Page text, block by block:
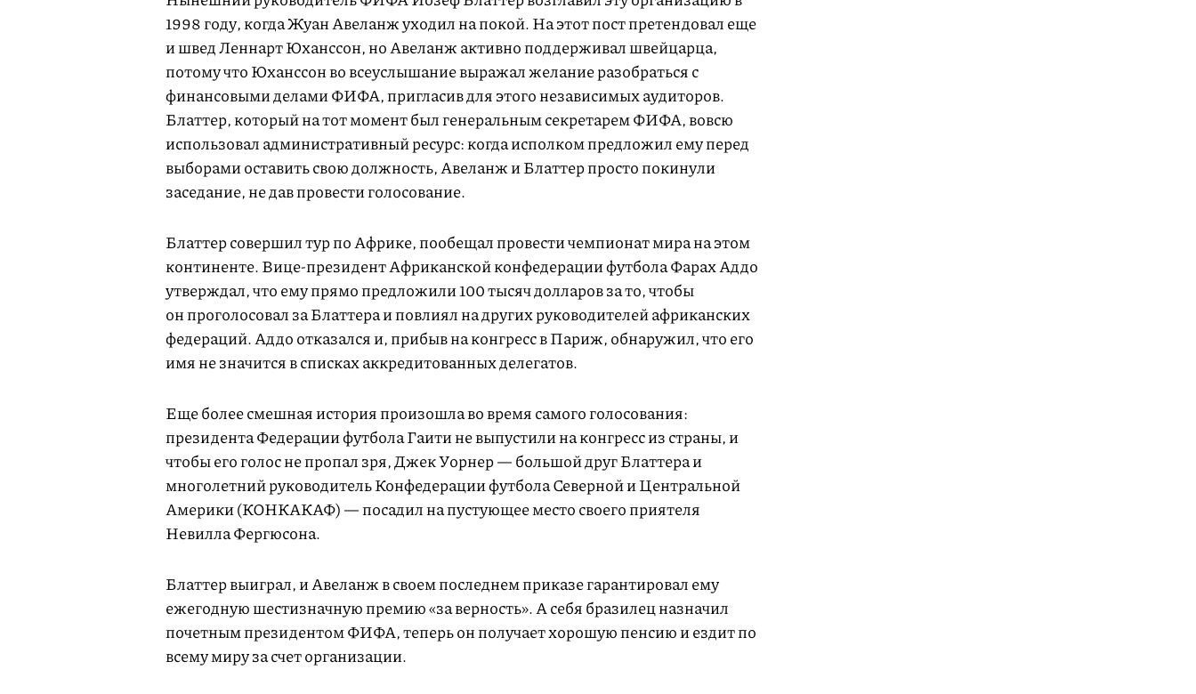
1998 году, когда Жуан Авеланж уходил на покой. На этот пост претендовал еще
и швед Леннарт Юханссон, но Авеланж активно поддерживал швейцарца,
потому что Юханссон во всеуслышание выражал желание разобраться с
финансовыми делами ФИФА, пригласив для этого независимых аудиторов.
Блаттер, который на тот момент был генеральным секретарем ФИФА, вовсю
использовал административный ресурс: когда исполком предложил ему перед
выборами оставить свою должность, Авеланж и Блаттер просто покинули
заседание, не дав провести голосование.
Блаттер совершил тур по Африке, пообещал провести чемпионат мира на этом
континенте. Вице-президент Африканской конфедерации футбола Фарах Аддо
утверждал, что ему прямо предложили 100 тысяч долларов за то, чтобы
он проголосовал за Блаттера и повлиял на других руководителей африканских
федераций. Аддо отказался и, прибыв на конгресс в Париж, обнаружил, что его
имя не значится в списках аккредитованных делегатов.
Еще более смешная история произошла во время самого голосования:
президента Федерации футбола Гаити не выпустили на конгресс из страны, и
чтобы его голос не пропал зря, Джек Уорнер — большой друг Блаттера и
многолетний руководитель Конфедерации футбола Северной и Центральной
Америки (КОНКАКАФ) — посадил на пустующее место своего приятеля
Невилла Фергюсона.
Блаттер выиграл, и Авеланж в своем последнем приказе гарантировал ему
ежегодную шестизначную премию «за верность». А себя бразилец назначил
почетным президентом ФИФА, теперь он получает хорошую пенсию и ездит по
всему миру за счет организации.